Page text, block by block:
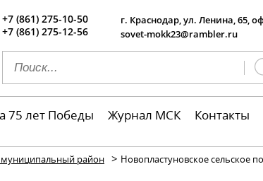
+7 (861) 275-10-50
+7 (861) 275-12-56
г. Краснодар, ул. Ленина, 65,
sovet-mokk23@rambler.ru
75 лет Победы Журнал МСК Контакты
муниципальный район > Новопластуновское сельское